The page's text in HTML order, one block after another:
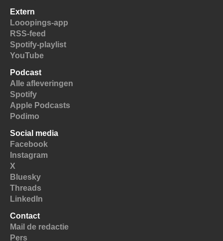
Extern
Looopings-app
RSS-feed
Spotify-playlist
YouTube
Podcast
Alle afleveringen
Spotify
Apple Podcasts
Podimo
Social media
Facebook
Instagram
X
Bluesky
Threads
LinkedIn
Contact
Mail de redactie
Pers